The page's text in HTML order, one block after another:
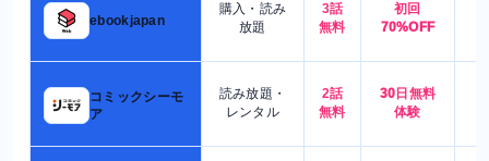
ebookjapan
購入・読み
放題
3話
無料
初回
70%OFF
コミックシーモ
ア
読み放題・
レンタル
2話
無料
30日無料
体験